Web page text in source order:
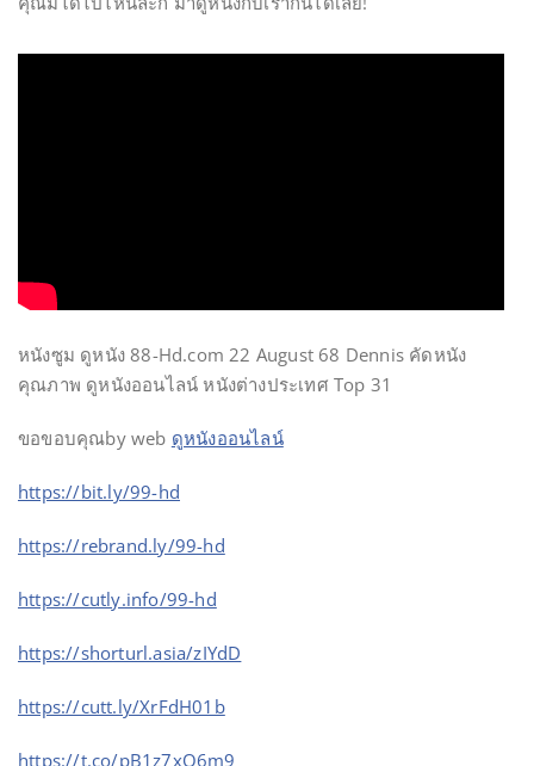
หนังซูม ดูหนัง 88-Hd.com 22 August 68 Dennis คัดหนัง
คุณภาพ ดูหนังออนไลน์ หนังต่างประเทศ Top 31
ขอขอบคุณby web ดูหนังออนไลน์
https://bit.ly/99-hd
https://rebrand.ly/99-hd
https://cutly.info/99-hd
https://shorturl.asia/zIYdD
https://cutt.ly/XrFdH01b
https://t.co/pB1z7xO6m9